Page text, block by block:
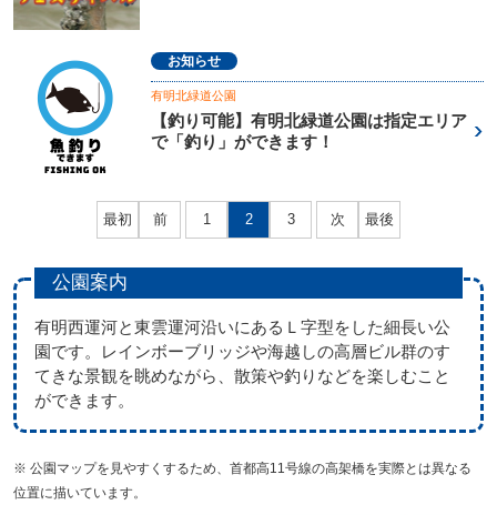
お知らせ
有明北緑道公園
【釣り可能】有明北緑道公園は指定エリア
で「釣り」ができます！
最初 前 1 2 3 次 最後
公園案内
有明西運河と東雲運河沿いにあるＬ字型をした細長い公
園です。レインボーブリッジや海越しの高層ビル群のす
てきな景観を眺めながら、散策や釣りなどを楽しむこと
ができます。
※ 公園マップを見やすくするため、首都高11号線の高架橋を実際とは異なる
位置に描いています。